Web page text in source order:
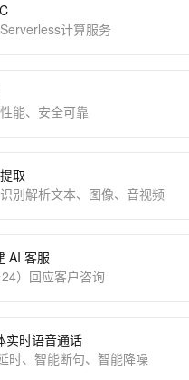
计算服务
能、安全可靠
取
别解析文本、图像、音视频
AI 客服
）回应客户咨询
实时语音通话
时、智能断句、智能降噪